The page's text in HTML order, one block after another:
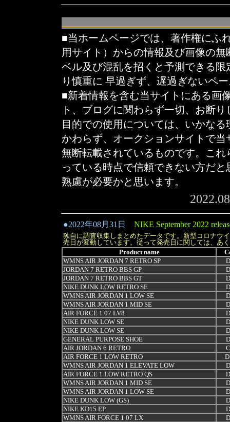
■当ホームページでは、著作権にふ
用サイト）からの情報及び画像の
ベル及び混乱を招くと予測できる
り慎重に 早過ぎず、遅過ぎないペ
■新着情報を含む当サイトにある画
ト、ブログに関わらず一切、お断
目的での使用については、いかな
かわらず、オークションサイトで
無断転載されているものです。こ
っている時点で信頼できない方だ
熟慮が必要かと思います。
●2022年08月31日 NIKE September2022
独自に調査収集しまとめたデータです。新型コロナウ
売日が変動しています。従って発売日に関しては、あ
Product name
WMNS AIR JORDAN 7 RETRO SP
JORDAN 7 RETRO BBS GP
JORDAN 7 RETRO BBS GT
NIKE DUNK LOW RETRO SE
WMNS AIR JORDAN 1 LOW SE
WMNS AIR JORDAN 1 MID SE
AIR FORCE 1 07 LV8
NIKE DUNK LOW SE
NIKE DUNK LOW SE
GENERAL PURPOSE SHOE
AIR JORDAN 6 RETRO
AIR FORCE 1 LOW RETRO
WMNS AIR JORDAN 1 ELEVATE LOW
AIR FORCE 1 LOW RETRO QS
WMNS AIR JORDAN 1 MID SE
WMNS AIR JORDAN 1 LOW SE
NIKE DUNK LOW (GS)
NIKE KD15 EP
WMNS AIR FORCE 1 07 LX